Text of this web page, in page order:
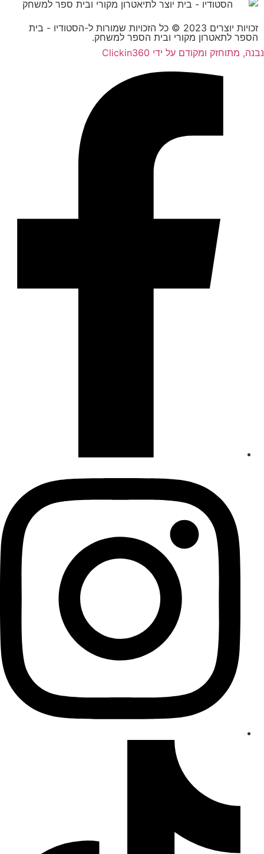
זכויות יוצרים 2023 © כל הזכויות שמורות ל-הסטודיו - בית
הספר לתאטרון מקורי ובית הספר למשחק.
נבנה, מתוחזק ומקודם על ידי Clickin360